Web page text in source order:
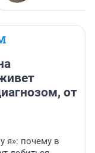
от
я»: почему в